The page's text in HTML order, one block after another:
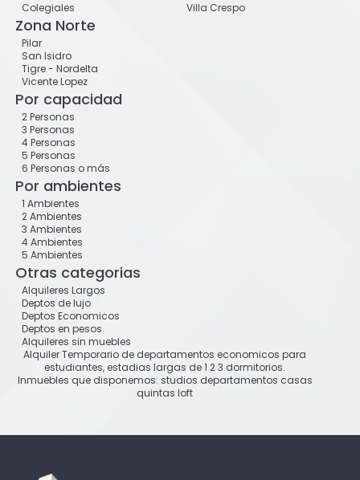
Colegiales
Villa Crespo
Zona Norte
Pilar
San Isidro
Tigre - Nordelta
Vicente Lopez
Por capacidad
2 Personas
3 Personas
4 Personas
5 Personas
6 Personas o más
Por ambientes
1 Ambientes
2 Ambientes
3 Ambientes
4 Ambientes
5 Ambientes
Otras categorias
Alquileres Largos
Deptos de lujo
Deptos Economicos
Deptos en pesos
Alquileres sin muebles
Alquiler Temporario de departamentos economicos para
estudiantes, estadias largas de 1 2 3 dormitorios.
Inmuebles que disponemos: studios departamentos casas
quintas loft